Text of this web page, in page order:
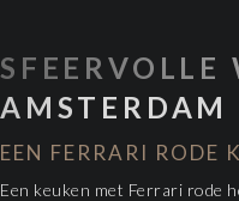
AMSTERDAM
EEN FERRARI RODE
Een keuken met Ferrari rode